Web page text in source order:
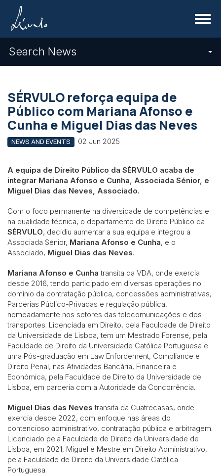
Menu
Search News
SÉRVULO reforça equipa de
Público com Mariana Afonso e
Cunha e Miguel Dias das Neves
NEWS AND EVENTS 02 Jun 2025
A equipa de Direito Público da SÉRVULO acaba de
integrar Mariana Afonso e Cunha, Associada Sénior, e
Miguel Dias das Neves, Associado.
Com o foco permanente na diversidade de competências e
na qualidade técnica, o departamento de Direito Público da
SÉRVULO, decidiu aumentar a sua equipa e integrou a
Associada Sénior, Mariana Afonso e Cunha, e o
Associado, Miguel Dias das Neves.
Mariana Afonso e Cunhatransita da VDA, onde exercia
desde 2016, tendo participado em diversas operações no
domínio da contratação pública, concessões administrativas,
Parcerias Público-Privadas e regulação pública,
nomeadamente nos setores das telecomunicações e dos
transportes. Licenciada em Direito, pela Faculdade de Direito
da Universidade de Lisboa, tem um Mestrado Forense, pela
Faculdade de Direito da Universidade Católica Portuguesa e
uma Pós-graduação em Law Enforcement, Compliance e
Direito Penal, nas Atividades Bancária, Financeira e
Económica, pela Faculdade de Direito da Universidade de
Lisboa, em parceria com a Autoridade da Concorrência.
Miguel Dias das Neves transita da Cuatrecasas, onde
exercia desde 2022, com enfoque nas áreas do
contencioso administrativo, contratação pública e arbitragem.
Licenciado pela Faculdade de Direito da Universidade de
Lisboa, em 2021, Miguel é Mestre em Direito Administrativo,
pela Faculdade de Direito da Universidade Católica
Portuguesa.